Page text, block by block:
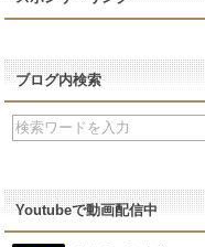
ブログ内検索
Youtubeで動画配信中